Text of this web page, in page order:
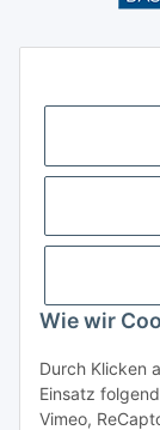
Wie wir
Durch Klicken
Einsatz
Vimeo,
Höffgeshofweg
Finden Sie